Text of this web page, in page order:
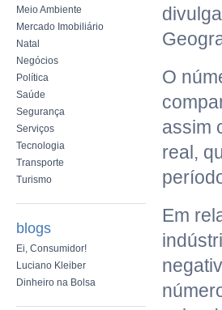
Meio Ambiente
Mercado Imobiliário
Natal
Negócios
Política
Saúde
Segurança
Serviços
Tecnologia
Transporte
Turismo
blogs
Ei, Consumidor!
Luciano Kleiber
Dinheiro na Bolsa
O
assim
real,
Em